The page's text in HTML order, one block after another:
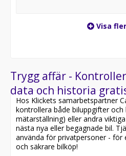
Visa
Trygg affär -
data och historia
Hos Klickets samarbetspartner
kontrollera både biluppgifter och
mätarställning) eller andra
nästa nya eller begagnade bil.
använda för privatpersoner - för
och säkrare bilköp!